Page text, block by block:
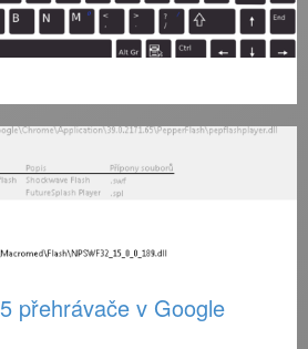
přehrávače v Google